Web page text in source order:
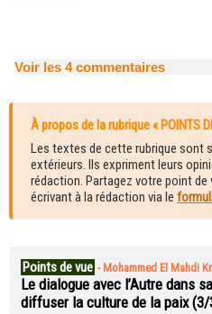
Voir les 4commentaires
À propos de la rubrique « POINTS
Les textes de cette rubrique sont
extérieurs. Ils expriment leurs
rédaction. Partagez votre point de
écrivant à la rédaction via le
Points de vue - Mohammed El Mahdi
Le dialogue avec l’Autre dans
diffuser la culture de la paix (3/